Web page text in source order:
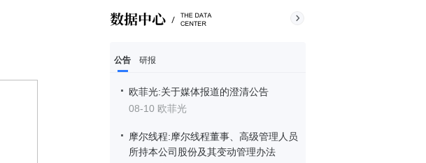
公告 研报
欧菲光:关于媒体报道的澄清公告
08-10 欧菲光
摩尔线程:摩尔线程董事、高级管理人员
所持本公司股份及其变动管理办法